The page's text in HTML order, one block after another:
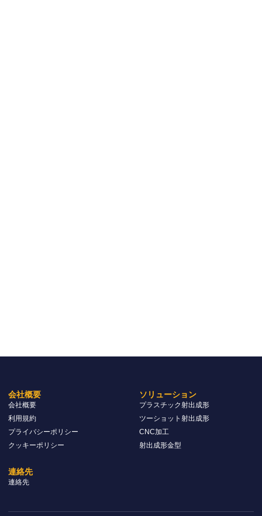
会社概要
会社概要
利用規約
プライバシーポリシー
クッキーポリシー
ソリューション
プラスチック射出成形
ツーショット射出成形
CNC加工
射出成形金型
連絡先
連絡先